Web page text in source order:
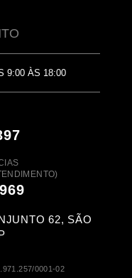
9:00 ÀS 18:00
62, SÃO
0001-02